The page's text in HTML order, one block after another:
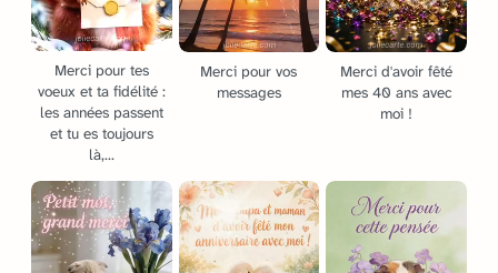
Merci pour tes
voeux et ta fidélité :
les années passent
et tu es toujours
là,...
Merci pour vos
messages
Merci d'avoir fêté
mes 40 ans avec
moi !